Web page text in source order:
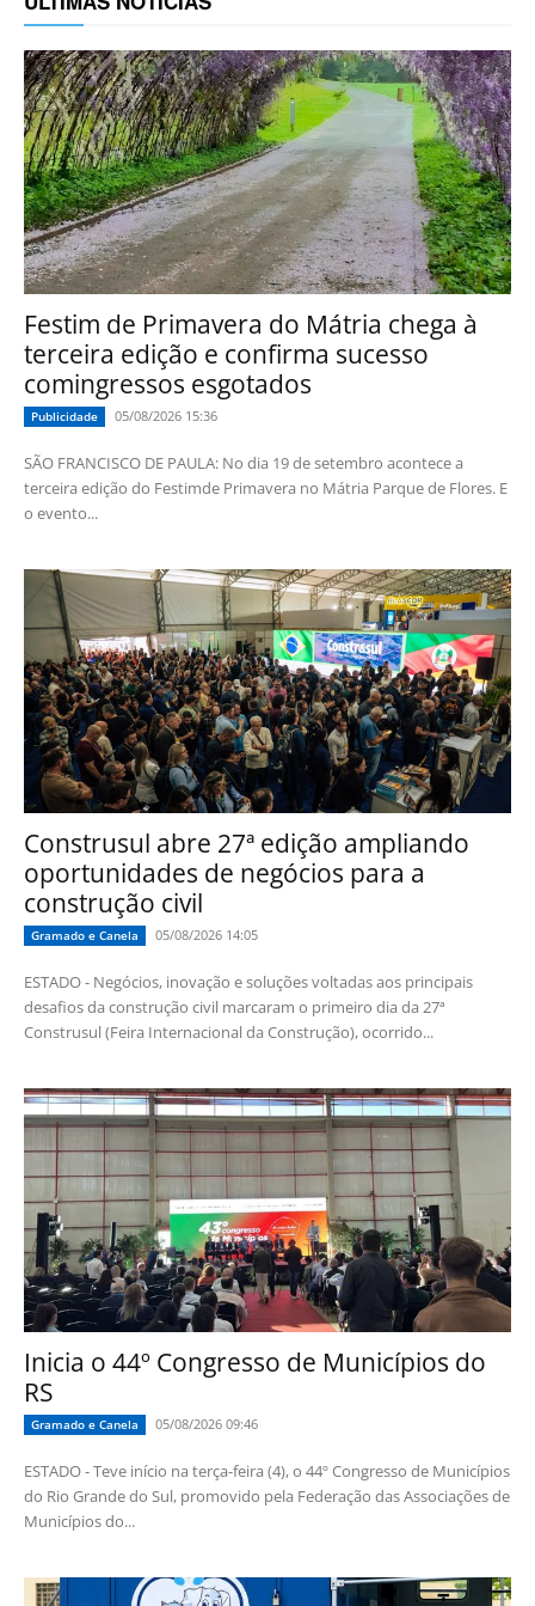
Festim de Primavera do Mátria chega à
terceira edição e confirma sucesso
comingressos esgotados
Publicidade 05/08/2026 15:36
SÃO FRANCISCO DE PAULA: No dia 19 de setembro acontece a
terceira edição do Festimde Primavera no Mátria Parque de Flores. E
o evento...
Construsul abre 27ª edição ampliando
oportunidades de negócios para a
construção civil
Gramado e Canela 05/08/2026 14:05
ESTADO - Negócios, inovação e soluções voltadas aos principais
desafios da construção civil marcaram o primeiro dia da 27ª
Construsul (Feira Internacional da Construção), ocorrido...
Inicia o 44º Congresso de Municípios do
RS
Gramado e Canela 05/08/2026 09:46
ESTADO - Teve início na terça-feira (4), o 44º Congresso de Municípios
do Rio Grande do Sul, promovido pela Federação das Associações de
Municípios do...